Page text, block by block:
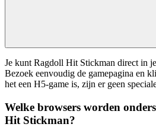
Je kunt Ragdoll Hit Stickman direct in
Bezoek eenvoudig de gamepagina en
het een H5-game is, zijn er geen
Welke browsers worden
Hit Stickman?